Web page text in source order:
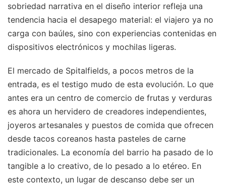
sobriedad narrativa en el diseño interior refleja una
tendencia hacia el desapego material: el viajero ya no
carga con baúles, sino con experiencias contenidas en
dispositivos electrónicos y mochilas ligeras.
El mercado de Spitalfields, a pocos metros de la
entrada, es el testigo mudo de esta evolución. Lo que
antes era un centro de comercio de frutas y verduras
es ahora un hervidero de creadores independientes,
joyeros artesanales y puestos de comida que ofrecen
desde tacos coreanos hasta pasteles de carne
tradicionales. La economía del barrio ha pasado de lo
tangible a lo creativo, de lo pesado a lo etéreo. En
este contexto, un lugar de descanso debe ser un